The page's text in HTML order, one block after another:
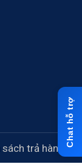
trả hàng